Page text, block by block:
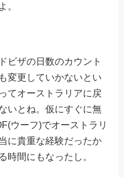
。
ビザの日数のカウント
変更していかないとい
てオーストラリアに戻
いとね。仮にすぐに無
ウーフ)でオーストラリ
に貴重な経験だったか
時間にもなったし。